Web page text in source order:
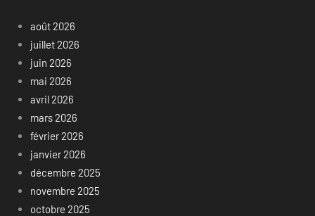
août 2026
juillet 2026
juin 2026
mai 2026
avril 2026
mars 2026
février 2026
janvier 2026
décembre 2025
novembre 2025
octobre 2025